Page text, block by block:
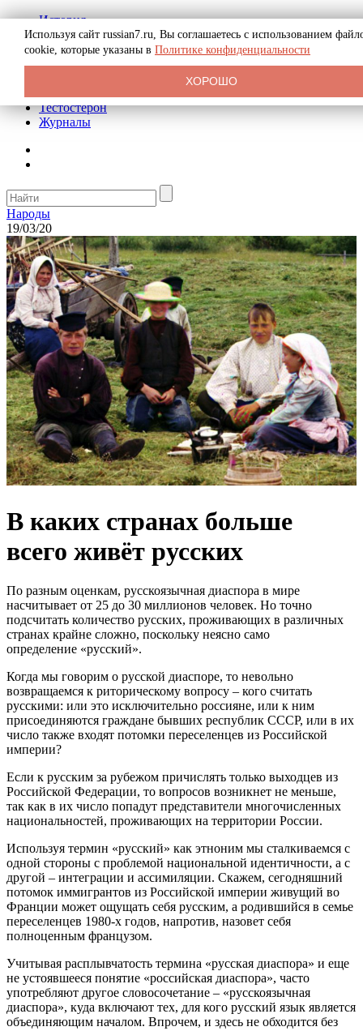
История
Биография
Криминал
Реклама на сайте
Тестостерон
Журналы
Народы
19/03/20
В каких странах больше
всего живёт русских
По разным оценкам, русскоязычная диаспора в мире
насчитывает от 25 до 30 миллионов человек. Но точно
подсчитать количество русских, проживающих в различных
странах крайне сложно, поскольку неясно само
определение «русский».
Когда мы говорим о русской диаспоре, то невольно
возвращаемся к риторическому вопросу – кого считать
русскими: или это исключительно россияне, или к ним
присоединяются граждане бывших республик СССР, или в их
число также входят потомки переселенцев из Российской
империи?
Если к русским за рубежом причислять только выходцев из
Российской Федерации, то вопросов возникнет не меньше,
так как в их число попадут представители многочисленных
национальностей, проживающих на территории России.
Используя термин «русский» как этноним мы сталкиваемся с
одной стороны с проблемой национальной идентичности, а с
другой – интеграции и ассимиляции. Скажем, сегодняшний
потомок иммигрантов из Российской империи живущий во
Франции может ощущать себя русским, а родившийся в семье
переселенцев 1980-х годов, напротив, назовет себя
полноценным французом.
Учитывая расплывчатость термина «русская диаспора» и еще
не устоявшееся понятие «российская диаспора», часто
употребляют другое словосочетание – «русскоязычная
диаспора», куда включают тех, для кого русский язык является
объединяющим началом. Впрочем, и здесь не обходится без
Используя сайт russian7.ru, Вы соглашаетесь с использованием
cookie, которые указаны в Политике конфиденциальности
ХОРОШО